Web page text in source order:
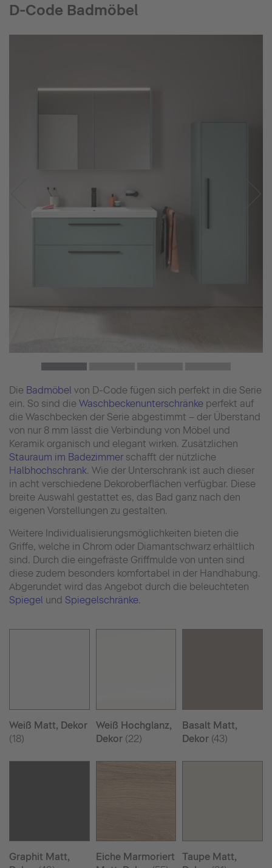
D-Code Badmöbel
Die Badmöbel von D-Code fügen sich perfekt in die Serie
ein. So sind die Waschbeckenunterschränke perfekt auf
die Waschbecken der Serie abgestimmt – der Überstand
von nur 8 mm lässt die Verbindung von Möbel und
Keramik organisch und elegant wirken. Zusätzlichen
Stauraum im Badezimmer schafft der nützliche
Halbhochschrank. Wie der Unterschrank ist auch dieser
in acht verschiedene Dekoroberflächen verfügbar. Diese
breite Auswahl gestattet es, das Bad ganz nach den
eigenen Vorstellungen zu gestalten.
Weitere Individualisierungsmöglichkeiten bieten die
Griffe, welche in Chrom oder Diamantschwarz erhältlich
sind. Durch die eingefräste Griffmulde von unten sind
diese zudem besonders komfortabel in der Handhabung.
Abgerundet wird das Angebot durch die beleuchteten
Spiegel und Spiegelschränke.
Weiß Matt, Dekor
(18)
Weiß Hochglanz,
Dekor(22)
Basalt Matt,
Dekor (43)
Graphit Matt,
Eiche Marmoriert
Taupe Matt,